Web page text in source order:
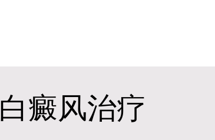
白癜风治疗